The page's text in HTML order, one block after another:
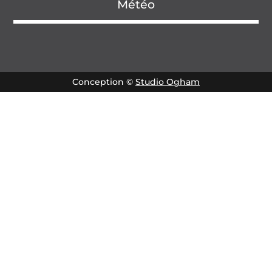
Météo
Conception © Studio Ogham